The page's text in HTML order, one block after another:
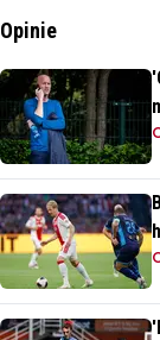
Opinie